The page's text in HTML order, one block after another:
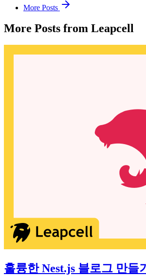
More Posts
More Posts from Leapcell
훌륭한 Nest.js 블로그 만들